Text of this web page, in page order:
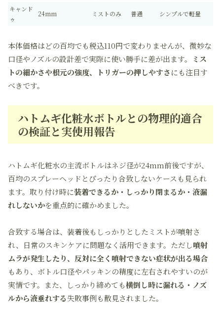
キャンド
ゥ
24mm ミストのみ 普通 シンプルで軽量
本体価格はどの百均でも税込110円で変わりませんが、微妙な
口径やノズルの設計差で実際に使い勝手に差が出ます。
ミス
トの細かさや根元の強度、トリガーの押しやすさにも注目す
べきです。
ハトムギ化粧水ボトルとの物理的適合
の検証と実使用報告
ハトムギ化粧水の主流ボトルはネジ径が24mm前後ですが、
百均のスプレーヘッドとぴったり合致しないケースも見られ
ます。取り付け時に装着できるか・しっかり閉まるか・液漏
れしないかを重点的に確かめました。
合致する場合は、装着後もしっかりとしたミストが噴射さ
れ、日常のスキンケアに問題なく活用できます。ただし噴射
ムラが発生したり、反対に全く噴射できない症状が出る場合
もあり、ボトル口径やパッキンの精度に左右されやすいのが
実情です。また、しっかり締めても横倒し時に漏れる・ノズ
ルから液垂れする失敗事例も散見されました。